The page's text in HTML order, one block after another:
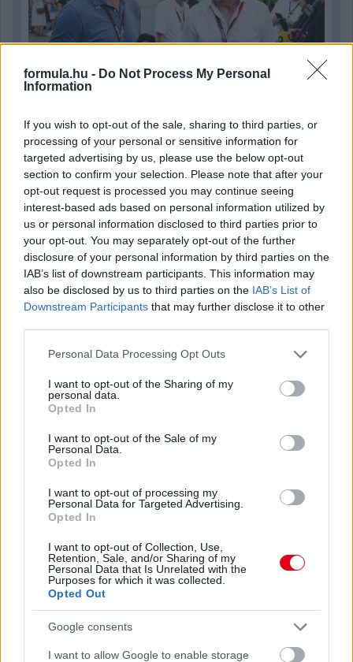
formula.hu - Do Not Process My Personal
Information
If you wish to opt-out of the sale, sharing to third parties, or
processing of your personal or sensitive information for
targeted advertising by us, please use the below opt-out
section to confirm your selection. Please note that after your
opt-out request is processed you may continue seeing
interest-based ads based on personal information utilized by
us or personal information disclosed to third parties prior to
your opt-out. You may separately opt-out of the further
disclosure of your personal information by third parties on the
IAB’s list of downstream participants. This information may
also be disclosed by us to third parties on the IAB’s List of
Downstream Participants that may further disclose it to other
Please note that this website/app uses one or more Google
not limited to your visit or usage behaviour. You may click to
grant or deny consent to Google and its third-party tags to
use your data for below specified purposes in below Google
consent section.
Personal Data Processing Opt Outs
I want to opt-out of the Sharing of my
personal data.
Opted In
I want to opt-out of the Sale of my
Personal Data.
Opted In
I want to opt-out of processing my
Personal Data for Targeted Advertising.
Opted In
I want to opt-out of Collection, Use,
Retention, Sale, and/or Sharing of my
Personal Data that Is Unrelated with the
Purposes for which it was collected.
Opted Out
Google consents
I want to allow Google to enable storage
1 napja
Megvan, mikor kezdődik az F1-es Bahreini Nagydíj
Malajziában
1 napja
Ilyen lehet a jövő F1-es szabályrendszere Domenicali
szerint